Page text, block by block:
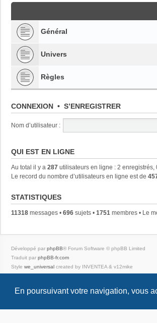
En poursuivant votre navigation, vous
Général
Univers
Règles
CONNEXION • S’ENREGISTRER
Nom d’utilisateur :
QUI EST EN LIGNE
Au total il y a 287 utilisateurs en ligne : 2 enregistrés,
Le record du nombre d’utilisateurs en ligne est de
STATISTIQUES
11318 messages • 696 sujets • 1751 membres • Le
Développé par phpBB® Forum Software © phpBB Limited
Traduit par phpBB-fr.com
Style we_universal created by INVENTEA & v12mike